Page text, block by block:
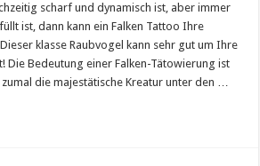
scharf und dynamisch ist, aber immer
ist, dann kann ein Falken Tattoo Ihre
klasse Raubvogel kann sehr gut um Ihre
Die Bedeutung einer Falken-Tätowierung ist
die majestätische Kreatur unter den …